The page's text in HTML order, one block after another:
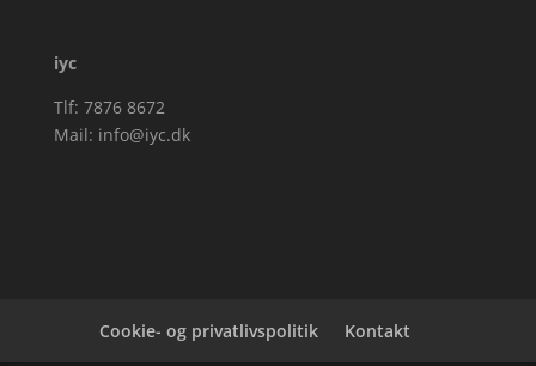
iyc
Tlf: 7876 8672
Mail: info@iyc.dk
Cookie- og privatlivspolitik Kontakt